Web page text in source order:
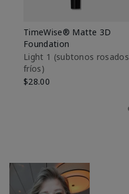
TimeWise® Matte 3D
Foundation
Light 1​ (subtonos rosados
fríos)
$28.00